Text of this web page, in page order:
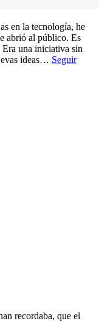
en la tecnología, he
abrió al público. Es
Era una iniciativa sin
ideas… Seguir
recordaba, que el